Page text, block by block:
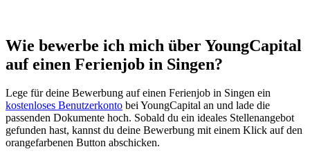
Wie bewerbe ich mich über YoungCapital
auf einen Ferienjob in Singen?
Lege für deine Bewerbung auf einen Ferienjob in Singen ein
kostenloses Benutzerkonto bei YoungCapital an und lade die
passenden Dokumente hoch. Sobald du ein ideales Stellenangebot
gefunden hast, kannst du deine Bewerbung mit einem Klick auf den
orangefarbenen Button abschicken.